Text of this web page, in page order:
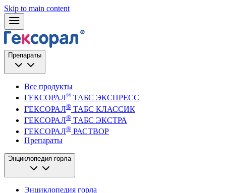
Skip to main content
Препараты
Все продукты
ГЕКСОРАЛ® ТАБС ЭКСПРЕСС
ГЕКСОРАЛ® ТАБС КЛАССИК
ГЕКСОРАЛ® ТАБС ЭКСТРА
ГЕКСОРАЛ® РАСТВОР
Препараты
Энциклопедия горла
Энциклопедия горла